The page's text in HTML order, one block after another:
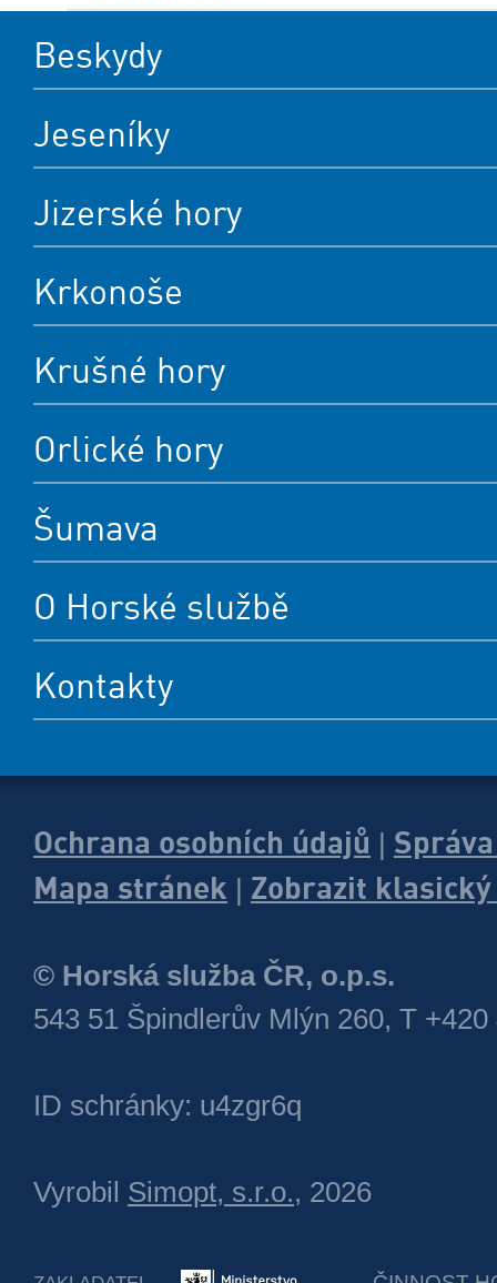
Beskydy
Jeseníky
Jizerské hory
Krkonoše
Krušné hory
Orlické hory
Šumava
O Horské službě
Kontakty
Ochrana osobních údajů
Mapa stránek
Zobrazit
© Horská služba ČR, o.p.s.
543 51 Špindlerův Mlýn 260, T +420
ID schránky: u4zgr6q
Vyrobil Simopt, s.r.o., 2026